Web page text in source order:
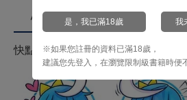
心情投票
快點來按心情投票拿菁點！
是，我已滿18歲 我
※如果您註冊的資料已滿18歲，
建議您先登入，在瀏覽限制級書籍時便